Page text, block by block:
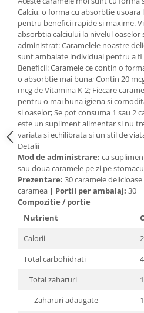
BIODANCE
OOTD
Cettua
Haruharu Wonder
Medicube
ARIUL
Dr. Althea
DELLA BORN
Silimarina
Spirulina
Ulei de cocos
Ulei de peste
Ulei MCT
Vitamina A
Vitamina B
Vitamina C
Vitamina D
Vitamina E
Vitamina K
Zinc
Cătină
Produse Apicole
Calciu, o forma cu absorbtie
pentru beneficii rapide si maxime.
absorbtia calciului la nivelul oaselor
administrat: Caramelele noastre
sunt ambalate individual pentru a
Beneficii: Caramele ce contin o
o absorbtie mai buna; Contin 20
mcg de Vitamina K-2; Fiecare
pentru o mai buna igiena si
si oaselor; Se pot consuma 1 sau 2
este un supliment alimentar si nu
variata si echilibrata si un stil de
Detalii
Mod de administrare: ca
sau doua caramele pe zi pe
Prezentare: 30 caramele delicioase
caramea | Portii per ambalaj: 30
Compozitie / portie
Nutrient
Calorii
Total carbohidrati
Total zaharuri
Zaharuri adaugate